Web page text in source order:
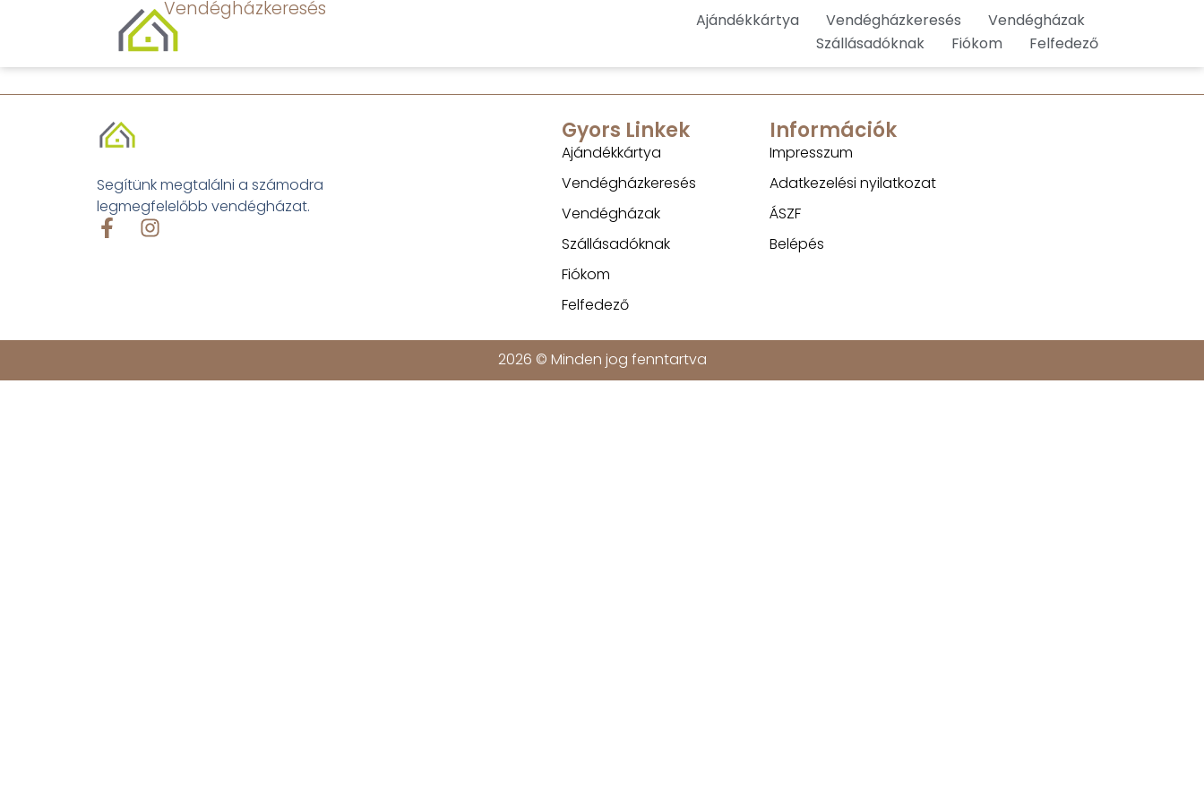
Vendégházkeresés Ajándékkártya Vendégházkeresés
Vendégházak
Szállásadóknak
Fiókom Felfedező
Segítünk megtalálni a számodra
legmegfelelőbb vendégházat.
Gyors Linkek
Ajándékkártya
Vendégházkeresés
Vendégházak
Szállásadóknak
Fiókom
Felfedező
Információk
Impresszum
Adatkezelési nyilatkozat
ÁSZF
Belépés
2026 © Minden jog fenntartva